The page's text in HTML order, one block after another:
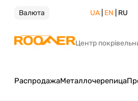
Валюта UA| EN | RU
Центр
РаспродажаМеталлочерепица